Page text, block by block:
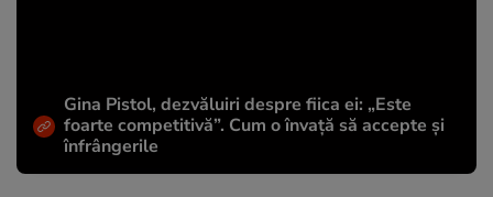
Gina Pistol, dezvăluiri despre fiica ei: „Este
foarte competitivă”. Cum o învață să accepte și
înfrângerile